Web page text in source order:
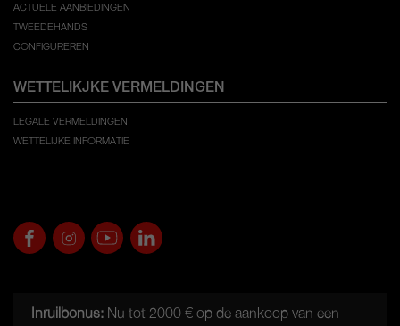
Inruilbonus: Nu tot 2000 € op de aankoop van een
ACTUELE AANBIEDINGEN
TWEEDEHANDS
CONFIGUREREN
WETTELIKJKE VERMELDINGEN
LEGALE VERMELDINGEN
WETTELIJKE INFORMATIE